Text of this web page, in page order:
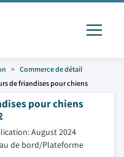
Commerce de détail
de friandises pour chiens
pour chiens
August 2024
de bord/Plateforme